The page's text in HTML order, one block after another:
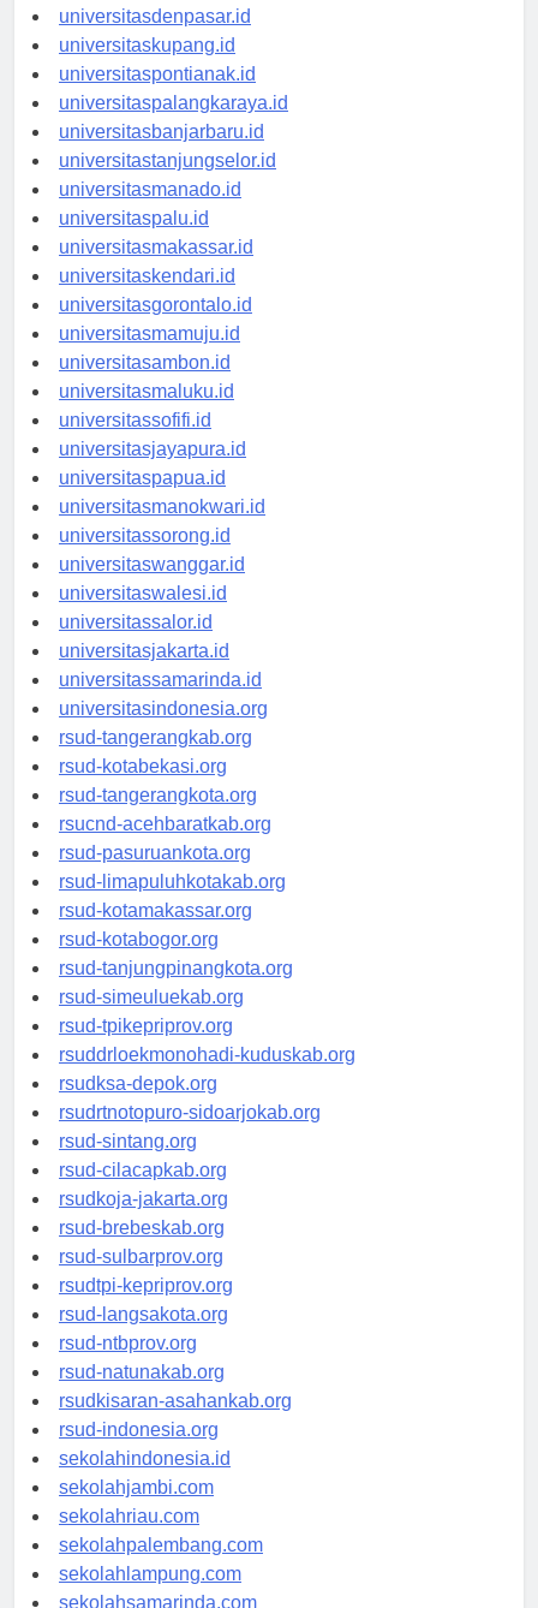
universitasbali.id
universitasdenpasar.id
universitaskupang.id
universitaspontianak.id
universitaspalangkaraya.id
universitasbanjarbaru.id
universitastanjungselor.id
universitasmanado.id
universitaspalu.id
universitasmakassar.id
universitaskendari.id
universitasgorontalo.id
universitasmamuju.id
universitasambon.id
universitasmaluku.id
universitassofifi.id
universitasjayapura.id
universitaspapua.id
universitasmanokwari.id
universitassorong.id
universitaswanggar.id
universitaswalesi.id
universitassalor.id
universitasjakarta.id
universitassamarinda.id
universitasindonesia.org
rsud-tangerangkab.org
rsud-kotabekasi.org
rsud-tangerangkota.org
rsucnd-acehbaratkab.org
rsud-pasuruankota.org
rsud-limapuluhkotakab.org
rsud-kotamakassar.org
rsud-kotabogor.org
rsud-tanjungpinangkota.org
rsud-simeuluekab.org
rsud-tpikepriprov.org
rsuddrloekmonohadi-kuduskab.org
rsudksa-depok.org
rsudrtnotopuro-sidoarjokab.org
rsud-sintang.org
rsud-cilacapkab.org
rsudkoja-jakarta.org
rsud-brebeskab.org
rsud-sulbarprov.org
rsudtpi-kepriprov.org
rsud-langsakota.org
rsud-ntbprov.org
rsud-natunakab.org
rsudkisaran-asahankab.org
rsud-indonesia.org
sekolahindonesia.id
sekolahjambi.com
sekolahriau.com
sekolahpalembang.com
sekolahlampung.com